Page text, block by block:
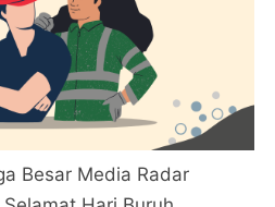
Besar Media Radar